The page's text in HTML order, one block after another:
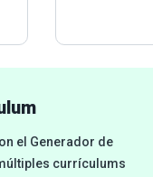
el Generador de
currículums